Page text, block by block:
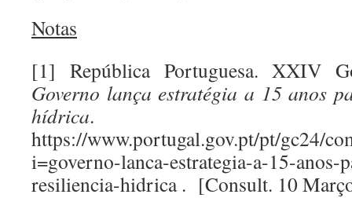
Notas
[1] República Portuguesa. XXIV
Governo lança estratégia a 15 anos
hídrica.
https://www.portugal.gov.pt/pt/gc24/
i=governo-lanca-estrategia-a-15-anos-
resiliencia-hidrica . [Consult. 10